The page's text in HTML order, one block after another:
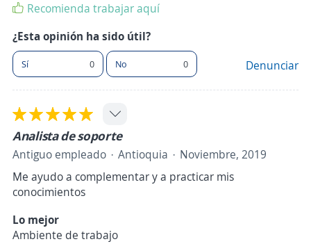
Recomienda trabajar aquí
¿Esta opinión ha sido útil?
Sí 0 No 0 Denunciar
Analista de soporte
Antiguo empleado Antioquia
Noviembre, 2019
Me ayudo a complementar y a practicar mis
conocimientos
Lo mejor
Ambiente de trabajo